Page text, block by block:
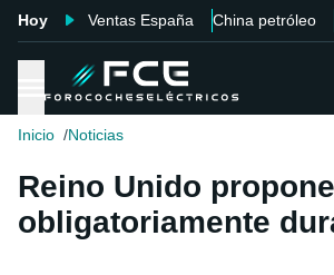
Hoy Ventas España China petróleo
Inicio Noticias
Reino Unido
obligatoriamente